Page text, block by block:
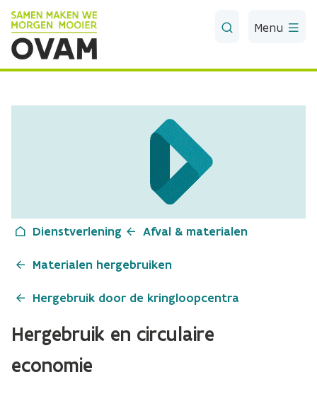
Skip to Main Content
Menu
Dienstverlening Afval & materialen
Materialen hergebruiken
Hergebruik door de kringloopcentra
Hergebruik en circulaire
economie